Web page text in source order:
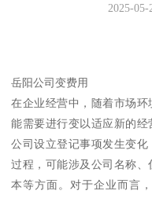
2025-05-
岳阳公司变费用
在企业经营中，随着市场
能需要进行变以适应新的
公司设立登记事项发生变
过程，可能涉及公司名称
本等方面。对于企业而言